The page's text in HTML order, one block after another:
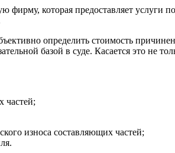
фирму, которая предоставляет
определить стоимость
базой в суде. Касается это не
частей;
износа составляющих частей;